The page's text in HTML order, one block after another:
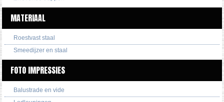
MATERIAAL
Roestvast staal
Smeedijzer en staal
FOTO IMPRESSIES
Balustrade en vide